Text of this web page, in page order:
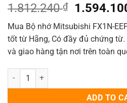
1.812.240₫
Original
price
was:
Mua Bộ nhớ Mitsubishi FX1N-
tốt từ Hãng, Có đầy đủ chứng
và giao hàng tận nơi trên toàn
Bộ nhớ Mitsubishi FX1N-EEPROM-8L
ADD TO